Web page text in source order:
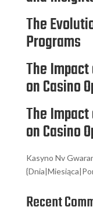
The
Programs
The
on Casino
The
on Casino
Kasyno Nv
Recent